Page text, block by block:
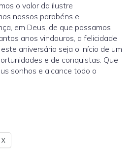
o valor da ilustre
nossos parabéns e
em Deus, de que possamos
anos vindouros, a felicidade
aniversário seja o início de um
e de conquistas. Que
sonhos e alcance todo o
X